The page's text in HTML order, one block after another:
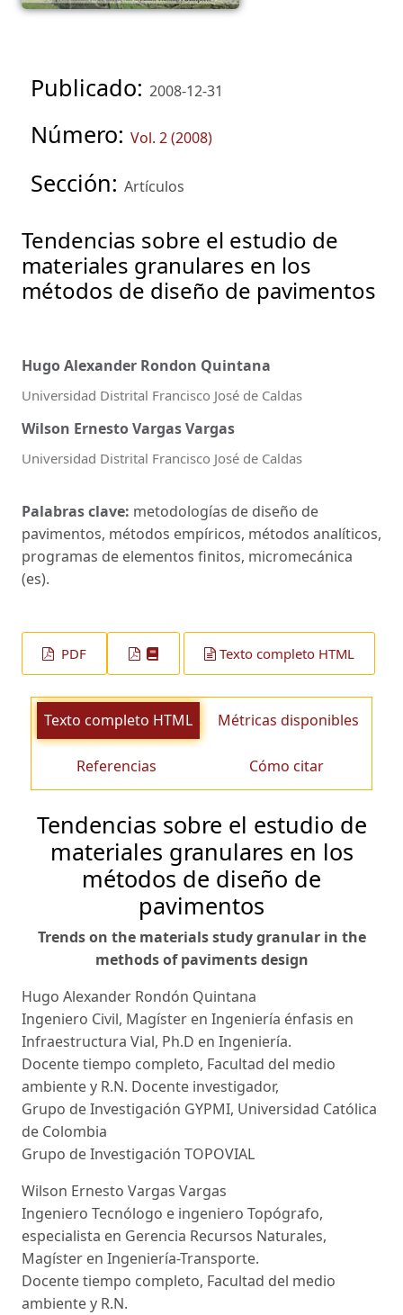
Publicado: 2008-12-31
Número: Vol. 2 (2008)
Sección: Artículos
Tendencias sobre el estudio de
materiales granulares en los
métodos de diseño de pavimentos
Hugo Alexander Rondon Quintana
Universidad Distrital Francisco José de Caldas
Wilson Ernesto Vargas Vargas
Universidad Distrital Francisco José de Caldas
Palabras clave: metodologías de diseño de
pavimentos, métodos empíricos, métodos analíticos,
programas de elementos finitos, micromecánica
(es).
PDF Texto completo HTML
Texto completo HTML Métricas disponibles
Referencias Cómo citar
Tendencias sobre el estudio de
materiales granulares en los
métodos de diseño de
pavimentos
Trends on the materials study granular in the
methods of paviments design
Hugo Alexander Rondón Quintana
Ingeniero Civil, Magíster en Ingeniería énfasis en
Infraestructura Vial, Ph.D en Ingeniería.
Docente tiempo completo, Facultad del medio
ambiente y R.N. Docente investigador,
Grupo de Investigación GYPMI, Universidad Católica
de Colombia
Grupo de Investigación TOPOVIAL
Wilson Ernesto Vargas Vargas
Ingeniero Tecnólogo e ingeniero Topógrafo,
especialista en Gerencia Recursos Naturales,
Magíster en Ingeniería-Transporte.
Docente tiempo completo, Facultad del medio
ambiente y R.N.